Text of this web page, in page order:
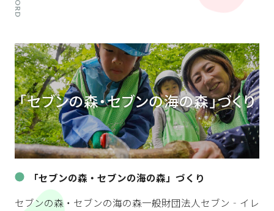
「セブンの森・セブンの海の森」づくり
セブンの森・セブンの海の森一般財団法人セブン‐イレ